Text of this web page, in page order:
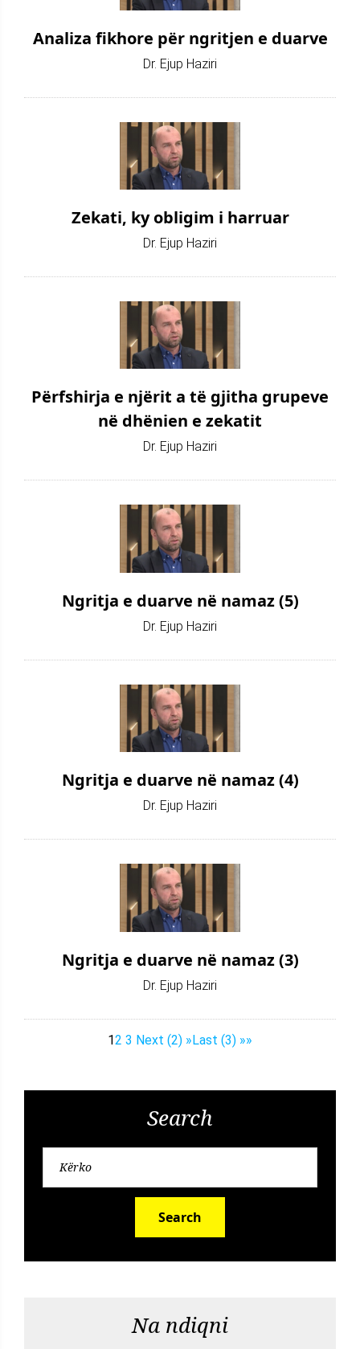
Analiza fikhore për ngritjen e duarve
Dr. Ejup Haziri
Zekati, ky obligim i harruar
Dr. Ejup Haziri
Përfshirja e njërit a të gjitha grupeve
në dhënien e zekatit
Dr. Ejup Haziri
Ngritja e duarve në namaz (5)
Dr. Ejup Haziri
Ngritja e duarve në namaz (4)
Dr. Ejup Haziri
Ngritja e duarve në namaz (3)
Dr. Ejup Haziri
12 3 Next (2) »Last (3) »»
Search
Search
Na ndiqni